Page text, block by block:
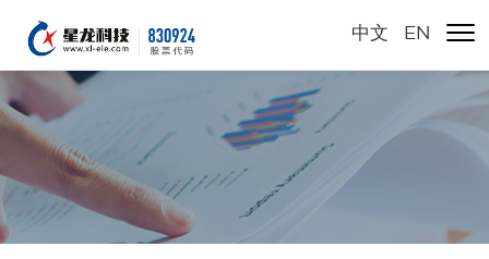
中文 EN